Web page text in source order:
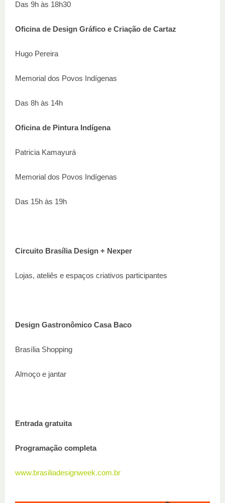
Das 9h às 18h30
Oficina de Design Gráfico e Criação de Cartaz
Hugo Pereira
Memorial dos Povos Indígenas
Das 8h às 14h
Oficina de Pintura Indígena
Patricia Kamayurá
Memorial dos Povos Indígenas
Das 15h às 19h
Circuito Brasília Design + Nexper
Lojas, ateliês e espaços criativos participantes
Design Gastronômico Casa Baco
Brasília Shopping
Almoço e jantar
Entrada gratuita
Programação completa
www.brasiliadesignweek.com.br